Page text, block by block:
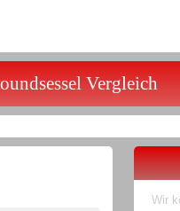
Vergleich